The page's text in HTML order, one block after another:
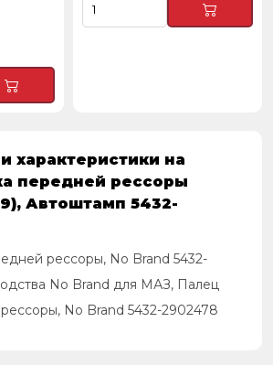
характеристики на
передней рессоры
Автоштамп 5432-
рессоры, No Brand 5432-
No Brand для МАЗ, Палец
No Brand 5432-2902478